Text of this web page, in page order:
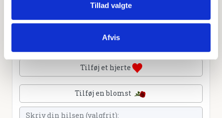
Tillad valgte
Afvis
Tænd et lys
Tilføj et hjerte
Tilføj en blomst